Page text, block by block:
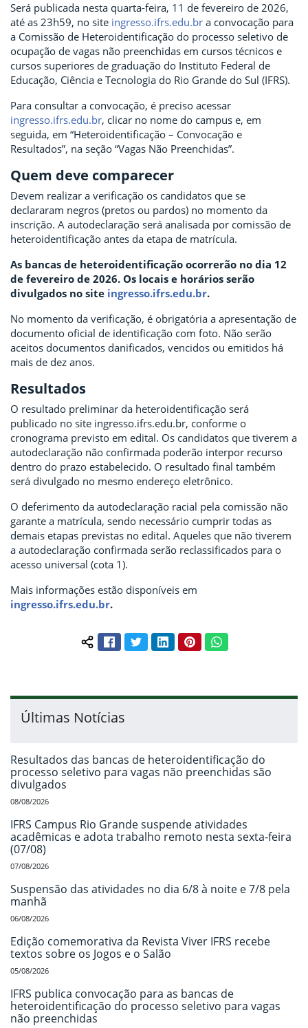
Será publicada nesta quarta-feira, 11 de fevereiro de 2026,
até as 23h59, no site ingresso.ifrs.edu.br a convocação para
a Comissão de Heteroidentificação do processo seletivo de
ocupação de vagas não preenchidas em cursos técnicos e
cursos superiores de graduação do Instituto Federal de
Educação, Ciência e Tecnologia do Rio Grande do Sul (IFRS).
Para consultar a convocação, é preciso acessar
ingresso.ifrs.edu.br, clicar no nome do campus e, em
seguida, em “Heteroidentificação – Convocação e
Resultados”, na seção “Vagas Não Preenchidas”.
Quem deve comparecer
Devem realizar a verificação os candidatos que se
declararam negros (pretos ou pardos) no momento da
inscrição. A autodeclaração será analisada por comissão de
heteroidentificação antes da etapa de matrícula.
As bancas de heteroidentificação ocorrerão no dia 12
de fevereiro de 2026. Os locais e horários serão
divulgados no site ingresso.ifrs.edu.br.
No momento da verificação, é obrigatória a apresentação de
documento oficial de identificação com foto. Não serão
aceitos documentos danificados, vencidos ou emitidos há
mais de dez anos.
Resultados
O resultado preliminar da heteroidentificação será
publicado no site ingresso.ifrs.edu.br, conforme o
cronograma previsto em edital. Os candidatos que tiverem a
autodeclaração não confirmada poderão interpor recurso
dentro do prazo estabelecido. O resultado final também
será divulgado no mesmo endereço eletrônico.
O deferimento da autodeclaração racial pela comissão não
garante a matrícula, sendo necessário cumprir todas as
demais etapas previstas no edital. Aqueles que não tiverem
a autodeclaração confirmada serão reclassificados para o
acesso universal (cota 1).
Mais informações estão disponíveis em
ingresso.ifrs.edu.br.
Compartilhar conteúdo:
FacebookTwitterLinkedInPinterestWhatsApp
Últimas Notícias
Resultados das bancas de heteroidentificação do
processo seletivo para vagas não preenchidas são
divulgados
08/08/2026
IFRS Campus Rio Grande suspende atividades
acadêmicas e adota trabalho remoto nesta sexta-feira
(07/08)
07/08/2026
Suspensão das atividades no dia 6/8 à noite e 7/8 pela
manhã
06/08/2026
Edição comemorativa da Revista Viver IFRS recebe
textos sobre os Jogos e o Salão
05/08/2026
IFRS publica convocação para as bancas de
heteroidentificação do processo seletivo para vagas
não preenchidas